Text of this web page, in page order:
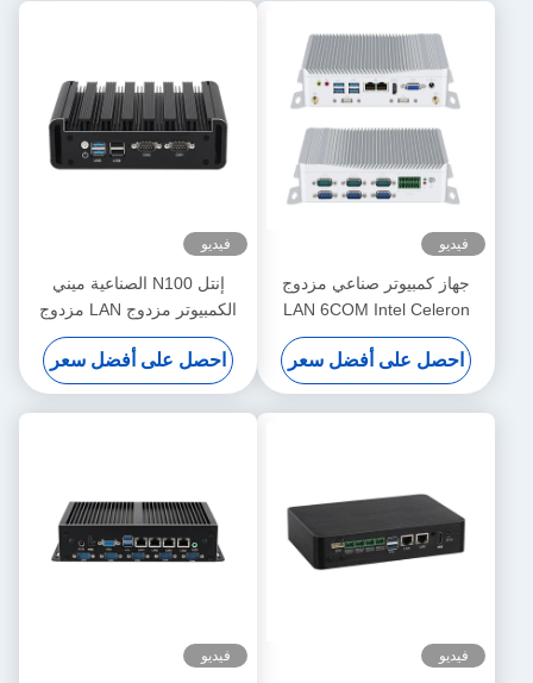
فيديو
جهاز كمبيوتر صناعي مزدوج
LAN 6COM Intel Celeron
J1900 معالج ومعالجات سلسلة
Core
احصل على أفضل سعر
فيديو
إنتل N100 الصناعية ميني
الكمبيوتر مزدوج LAN مزدوج
COM DDR4 16G ذاكرة
الوصول العشوائي للصناعية
احصل على أفضل سعر
فيديو فيديو